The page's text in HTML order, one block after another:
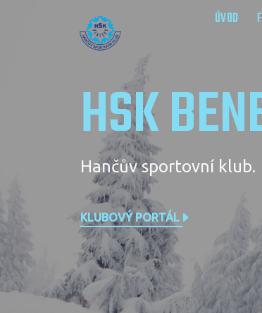
ÚVOD
HSK
Hančův sportovní klub.
KLUBOVÝ PORTÁL